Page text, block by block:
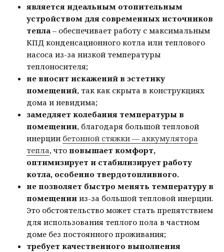
является идеальным отопительным
устройством для современных источников
тепла – обеспечивает работу с максимальным
КПД конденсационного котла или теплового
насоса из-за низкой температуры
теплоносителя;
не вносит искажений в эстетику
помещений, так как скрыта в конструкциях
дома и невидима;
замедляет колебания температуры в
помещении, благодаря большой тепловой
инерции бетонной стяжки — аккумулятора
тепла, чтоповышает комфорт,
оптимизирует и стабилизирует работу
котла, особенно твердотопливного.
не позволяет быстро менять температуру в
помещении из-за большой тепловой инерции.
Это обстоятельство может стать препятствием
для использования теплого пола в частном
доме без постоянного проживания;
требует качественного выполнения